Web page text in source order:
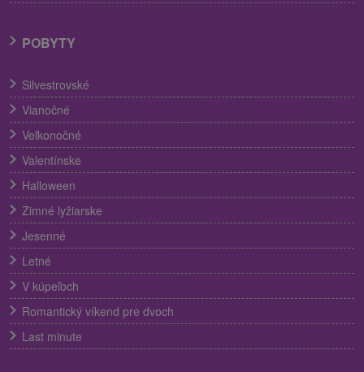
POBYTY
Silvestrovské
Vianočné
Veľkonočné
Valentínske
Halloween
Zimné lyžiarske
Jesenné
Letné
V kúpeľoch
Romantický víkend pre dvoch
Last minute